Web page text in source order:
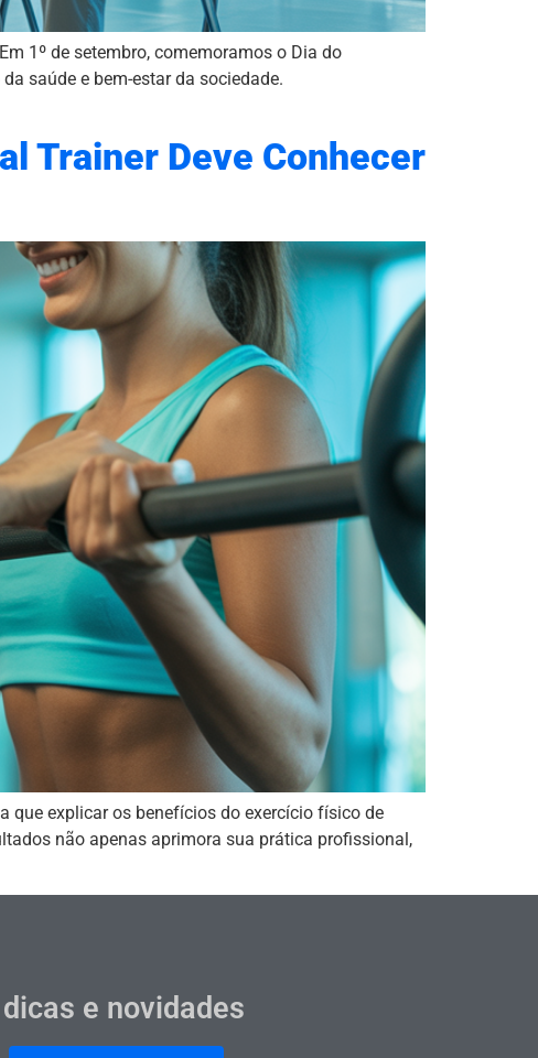
1º de setembro, comemoramos o Dia do
saúde e bem-estar da sociedade.
Trainer Deve Conhecer
que explicar os benefícios do exercício físico de
não apenas aprimora sua prática profissional,
e novidades